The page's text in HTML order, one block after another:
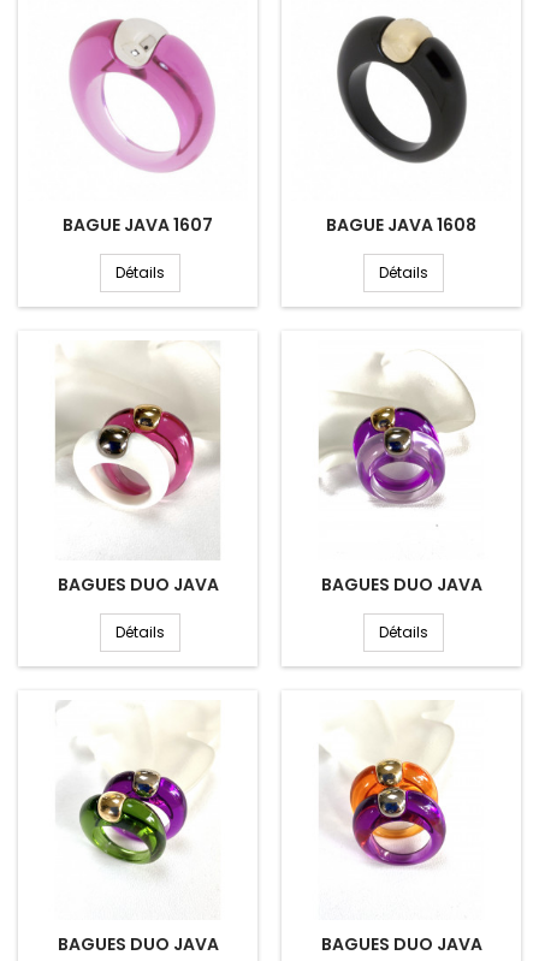
BAGUE JAVA 1607
Détails
BAGUE JAVA 1608
Détails
BAGUES DUO JAVA
Détails
BAGUES DUO JAVA
Détails
BAGUES DUO JAVA BAGUES DUO JAVA